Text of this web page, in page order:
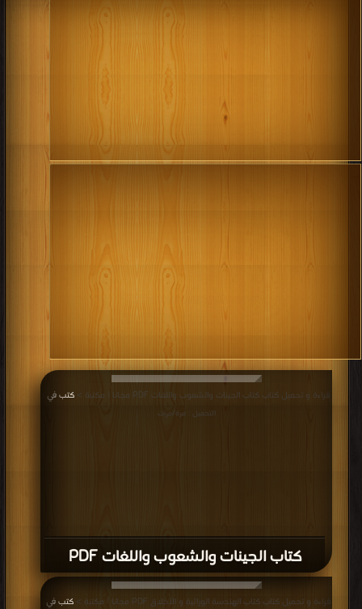
كتاب الجينات والشعوب واللغات PDF
قراءة و تحميل كتاب كتاب الجينات والشعوب واللغات PDF مجانا | مكتبة > كتب في
التحميل : مرة/مرات
قراءة و تحميل كتاب كتاب الهندسة الوراثية و الأخلاق PDF مجانا | مكتبة > كتب في